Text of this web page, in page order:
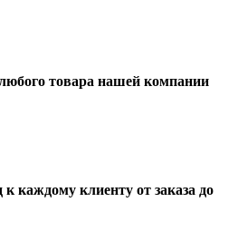
товара нашей компании
каждому клиенту от заказа до